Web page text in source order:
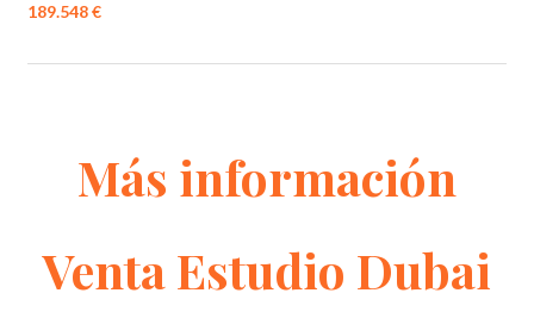
189.548 €
Más información
Venta Estudio Dubai